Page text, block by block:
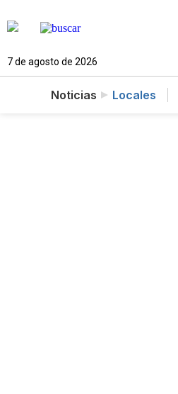
7 de agosto de 2026
Noticias Locales